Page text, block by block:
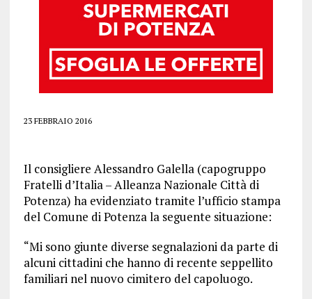
23 FEBBRAIO 2016
Il consigliere Alessandro Galella (capogruppo
Fratelli d’Italia – Alleanza Nazionale Città di
Potenza) ha evidenziato tramite l’ufficio stampa
del Comune di Potenza la seguente situazione:
“Mi sono giunte diverse segnalazioni da parte di
alcuni cittadini che hanno di recente seppellito
familiari nel nuovo cimitero del capoluogo.